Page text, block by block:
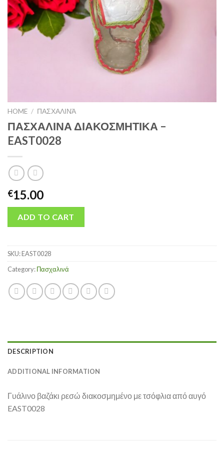
HOME / ΠΑΣΧΑΛΙΝΆ
ΠΑΣΧΑΛΙΝΑ ΔΙΑΚΟΣΜΗΤΙΚΑ –
EAST0028
€15.00
ADD TO CART
SKU:EAST0028
Category:Πασχαλινά
DESCRIPTION
ADDITIONAL INFORMATION
Γυάλινο βαζάκι ρεσώ διακοσμημένο με τσόφλια από αυγό
EAST0028